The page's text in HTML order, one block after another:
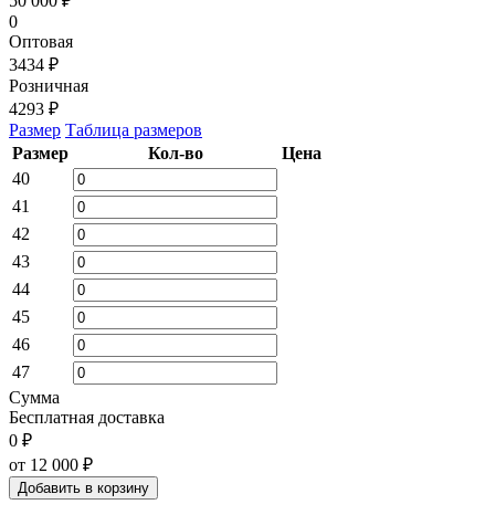
0
Оптовая
3434 ₽
Розничная
4293 ₽
Размер Таблица размеров
Размер
Кол-во
Цена
40
41
42
43
44
45
46
47
Сумма
Бесплатная доставка
0 ₽
от 12 000 ₽
Добавить в корзину